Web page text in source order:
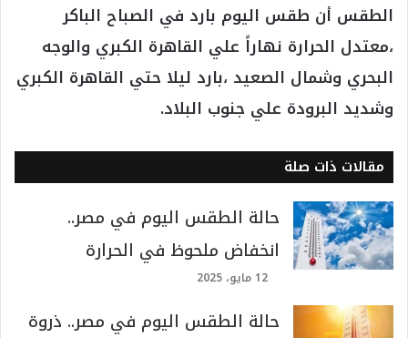
الطقس أن طقس اليوم بارد في الصباح الباكر
،معتدل الحرارة نهاراً علي القاهرة الكبري والوجه
البحري وشمال الصعيد ،بارد ليلا حتي القاهرة الكبري
وشديد البرودة علي جنوب البلاد.
مقالات ذات صلة
حالة الطقس اليوم في مصر..
انخفاض ملحوظ في الحرارة
12 مايو، 2025
حالة الطقس اليوم في مصر.. ذروة